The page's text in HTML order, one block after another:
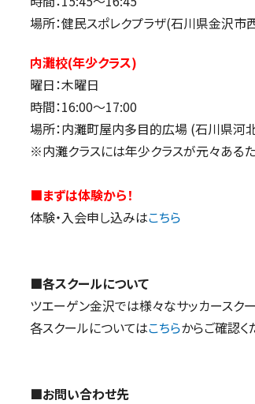
場所：健民スポレクプラザ(石川県金沢市
内灘校(年少クラス)
曜日：木曜日
時間：16:00〜17:00
場所：内灘町屋内多目的広場 (石川県河
※内灘クラスには年少クラスが元々ある
■まずは体験から！
体験・入会申し込みはこちら
■各スクールについて
ツエーゲン金沢では様々なサッカースク
各スクールについてはこちらからご確認く
■お問い合わせ先